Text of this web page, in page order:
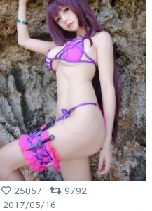
25057
9792
2017/05/16